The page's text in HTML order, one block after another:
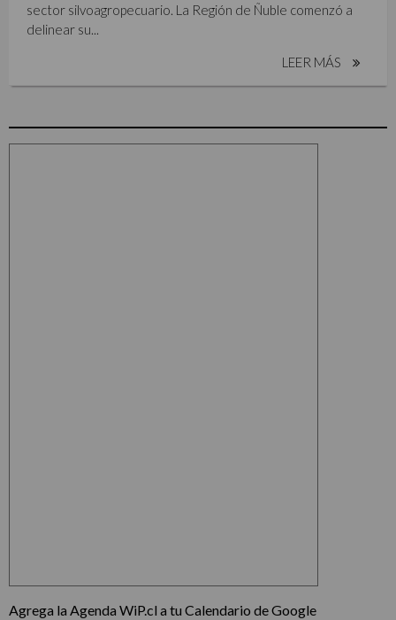
sector silvoagropecuario. La Región de Ñuble comenzó a
delinear su...
LEER MÁS
Agrega la Agenda WiP.cl a tu Calendario de Google